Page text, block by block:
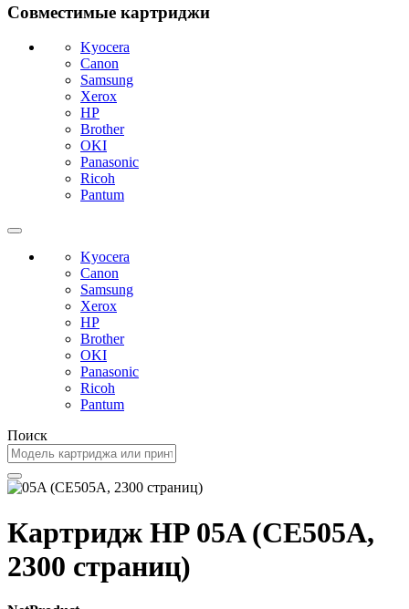
Совместимые картриджи
Kyocera
Canon
Samsung
Xerox
HP
Brother
OKI
Panasonic
Ricoh
Pantum
Kyocera
Canon
Samsung
Xerox
HP
Brother
OKI
Panasonic
Ricoh
Pantum
Поиск
Картридж HP 05A (CE505A,
2300 страниц)